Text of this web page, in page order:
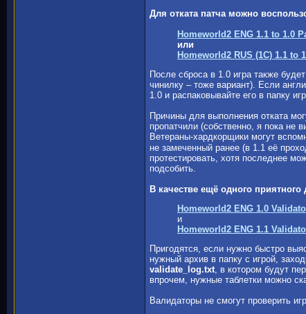
Для отката патча можно
Homeworld2 ENG 1.1 to 1.0
или
Homeworld2 RUS (1C) 1.1 to
После сброса в 1.0 игра также
чинилку – тоже вариант). Если
1.0 и распаковывайте его в папку
Причины для выполнения отката
пропатчили (собственно, я пока не
Ветераны-хардкорщики могут
не замеченный ранее (в 1.1 её
протестировать, хотя последнее
подсобить.
В качестве ещё одного
Homeworld2 ENG 1.0
и
Homeworld2 ENG 1.1
Пригодятся, если нужно быстро
нужный архив в папку с игрой,
validate_log.txt, в котором будут
впрочем, нужные таблетки можно
Валидаторы не смогут проверить